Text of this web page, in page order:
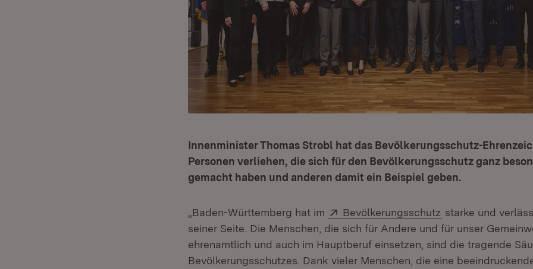
Innenminister Thomas Strobl hat das Bevölkerungsschutz-
Personen verliehen, die sich für den Bevölkerungsschutz ganz
gemacht haben und anderen damit ein Beispiel geben.
„Baden-Württemberg hat im Extern:
Bevölkerungsschutz (Öffnet in neuem
starke und
seiner Seite. Die Menschen, die sich für Andere und für unser
ehrenamtlich und auch im Hauptberuf einsetzen, sind die tragende
Bevölkerungsschutzes. Dank vieler Menschen, die eine